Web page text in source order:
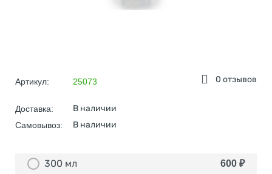
0 отзывов
Артикул: 25073
Доставка: В наличии
Самовывоз: В наличии
300 мл 600 ₽